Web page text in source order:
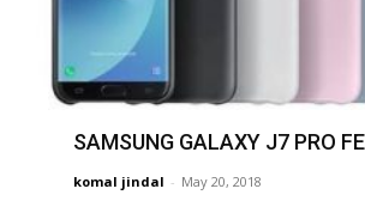
SAMSUNG GALAXY J7 PRO
komal jindal - May 20, 2018